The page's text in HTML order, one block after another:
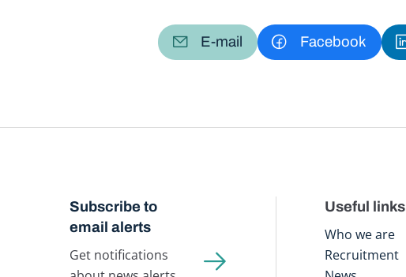
E-mail Facebook
Subscribe to
email alerts
Get notifications
Useful links
Who we are
Recruitment